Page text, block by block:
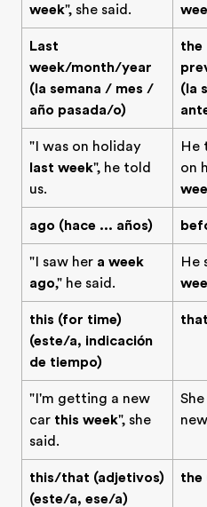
week", she said.
Last
week/month/year
(la semana / mes /
año pasada/o)
the
(la
"I was on holiday
last week", he told
us.
He
on
ago (hace ... años)
"I saw her a week
ago," he said.
He
this (for time)
(este/a, indicación
de tiempo)
"I'm getting a new
car this week", she
said.
this/that (adjetivos)
(este/a, ese/a)
the